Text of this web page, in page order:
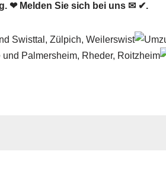
❤ Melden Sie sich bei uns ✉ ✔.